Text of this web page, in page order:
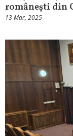
româneşti din
13 Mar, 2025